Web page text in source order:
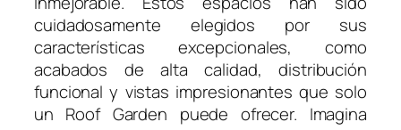
cuidadosamente elegidos por sus
características excepcionales, como
acabados de alta calidad, distribución
funcional y vistas impresionantes que solo
un Roof Garden puede ofrecer. Imagina